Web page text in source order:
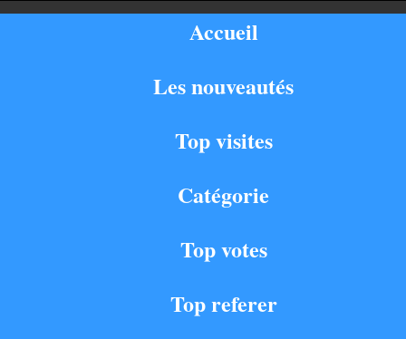
Accueil
Les nouveautés
Top visites
Catégorie
Top votes
Top referer